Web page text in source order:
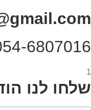
6807016
1
שלחו לנו